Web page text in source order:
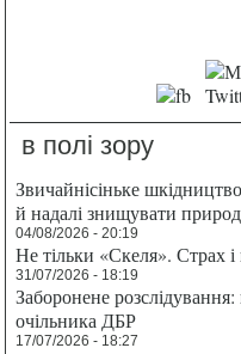
в полі зору
Звичайнісіньке
й надалі знищувати
04/08/2026 - 20:19
Не тільки «Скеля».
31/07/2026 - 18:19
Заборонене
очільника ДБР
17/07/2026 - 18:27